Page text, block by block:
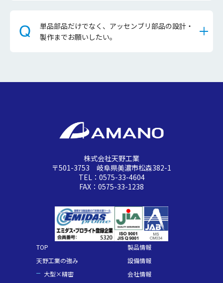
単品部品だけでなく、アッセンブリ部品の設計・
製作までお願いしたい。
株式会社天野工業
〒501-3753 岐阜県美濃市松森382-1
TEL：0575-33-4604
FAX：0575-33-1238
TOP
天野工業の強み
大型×精密
製品情報
設備情報
会社情報